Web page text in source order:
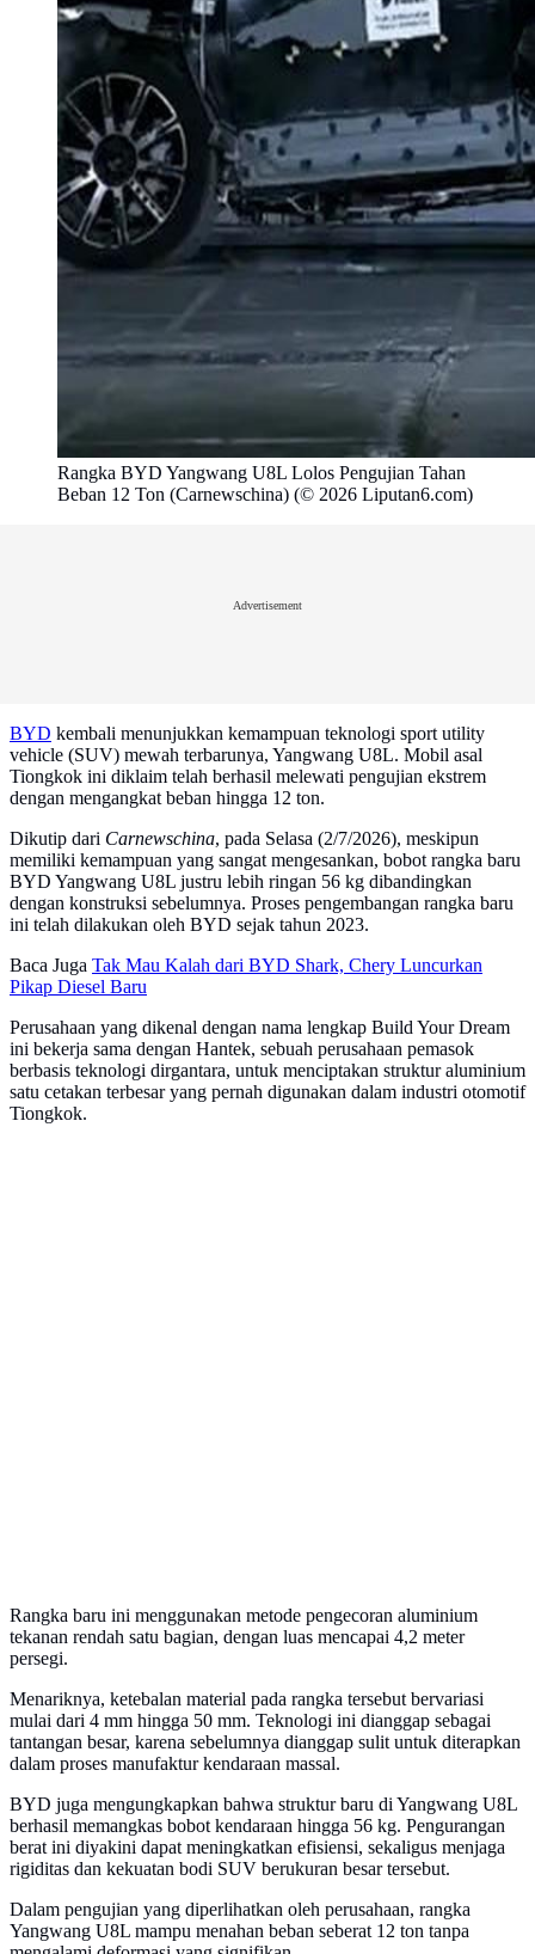
Rangka BYD Yangwang U8L Lolos Pengujian Tahan
Beban 12 Ton (Carnewschina) (© 2026 Liputan6.com)
Advertisement
BYD kembali menunjukkan kemampuan teknologi sport utility
vehicle (SUV) mewah terbarunya, Yangwang U8L. Mobil asal
Tiongkok ini diklaim telah berhasil melewati pengujian ekstrem
dengan mengangkat beban hingga 12 ton.
Dikutip dari Carnewschina, pada Selasa (2/7/2026), meskipun
memiliki kemampuan yang sangat mengesankan, bobot rangka baru
BYD Yangwang U8L justru lebih ringan 56 kg dibandingkan
dengan konstruksi sebelumnya. Proses pengembangan rangka baru
ini telah dilakukan oleh BYD sejak tahun 2023.
Baca Juga Tak Mau Kalah dari BYD Shark, Chery Luncurkan
Pikap Diesel Baru
Perusahaan yang dikenal dengan nama lengkap Build Your Dream
ini bekerja sama dengan Hantek, sebuah perusahaan pemasok
berbasis teknologi dirgantara, untuk menciptakan struktur aluminium
satu cetakan terbesar yang pernah digunakan dalam industri otomotif
Tiongkok.
Rangka baru ini menggunakan metode pengecoran aluminium
tekanan rendah satu bagian, dengan luas mencapai 4,2 meter
persegi.
Menariknya, ketebalan material pada rangka tersebut bervariasi
mulai dari 4 mm hingga 50 mm. Teknologi ini dianggap sebagai
tantangan besar, karena sebelumnya dianggap sulit untuk diterapkan
dalam proses manufaktur kendaraan massal.
BYD juga mengungkapkan bahwa struktur baru di Yangwang U8L
berhasil memangkas bobot kendaraan hingga 56 kg. Pengurangan
berat ini diyakini dapat meningkatkan efisiensi, sekaligus menjaga
rigiditas dan kekuatan bodi SUV berukuran besar tersebut.
Dalam pengujian yang diperlihatkan oleh perusahaan, rangka
Yangwang U8L mampu menahan beban seberat 12 ton tanpa